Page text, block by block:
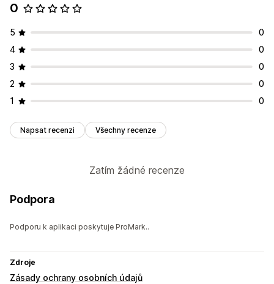
0
5
0
4
0
3
0
2
0
1
0
Napsat recenzi Všechny recenze
Zatím žádné recenze
Podpora
Podporu k aplikaci poskytuje ProMark..
Zdroje
Zásady ochrany osobních údajů